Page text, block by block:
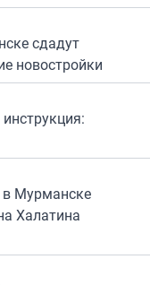
сдадут
новостройки
в Мурманске
Халатина